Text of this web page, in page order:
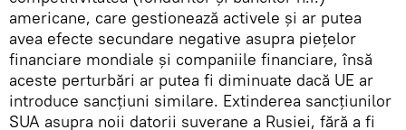
americane, care gestionează activele și ar putea
avea efecte secundare negative asupra piețelor
financiare mondiale și companiile financiare, însă
aceste perturbări ar putea fi diminuate dacă UE ar
introduce sancțiuni similare. Extinderea sancțiunilor
SUA asupra noii datorii suverane a Rusiei, fără a fi